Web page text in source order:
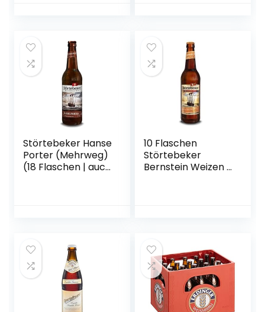
Störtebeker Hanse
Porter (Mehrweg)
(18 Flaschen | auch
10 Flaschen
Störtebeker
Bernstein Weizen a